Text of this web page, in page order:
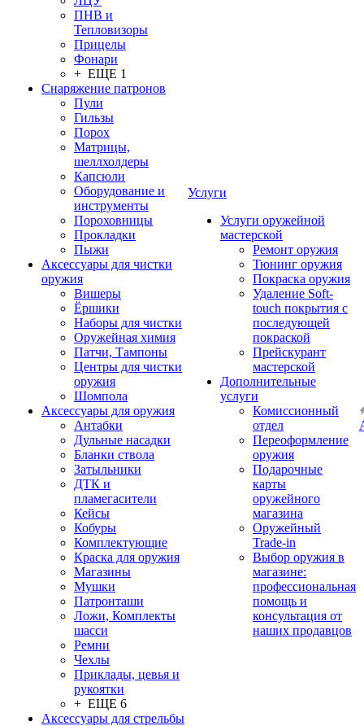
ПНВ и
Тепловизоры
Прицелы
Фонари
+ ЕЩЕ 1
Снаряжение патронов
Пули
Гильзы
Порох
Матрицы,
шеллхолдеры
Капсюли
Оборудование и
инструменты
Пороховницы
Прокладки
Пыжи
Аксессуары для чистки
оружия
Вишеры
Ёршики
Наборы для чистки
Оружейная химия
Патчи, Тампоны
Центры для чистки
оружия
Шомпола
Аксессуары для оружия
Антабки
Дульные насадки
Бланки ствола
Затыльники
ДТК и
пламегасители
Кейсы
Кобуры
Комплектующие
Краска для оружия
Магазины
Мушки
Патронташи
Ложи, Комплекты
шасси
Ремни
Чехлы
Приклады, цевья и
рукоятки
+ ЕЩЕ 6
Аксессуары для стрельбы
Услуги
Услуги оружейной
мастерской
Ремонт оружия
Тюнинг оружия
Покраска оружия
Удаление Soft-
touch покрытия с
последующей
покраской
Прейскурант
мастерской
Дополнительные
услуги
Комиссионный
отдел
Переоформление
оружия
Подарочные
карты
оружейного
магазина
Оружейный
Trade-in
Выбор оружия в
магазине:
профессиональная
помощь и
консультация от
наших продавцов